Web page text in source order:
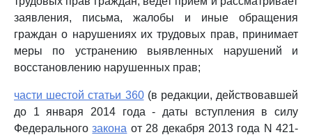
заявления, письма, жалобы и иные обращения
граждан о нарушениях их трудовых прав, принимает
меры по устранению выявленных нарушений и
восстановлению нарушенных прав;
части шестой статьи 360(в редакции, действовавшей
до 1 января 2014 года - даты вступления в силу
Федеральногозакона от 28 декабря 2013 года N 421-